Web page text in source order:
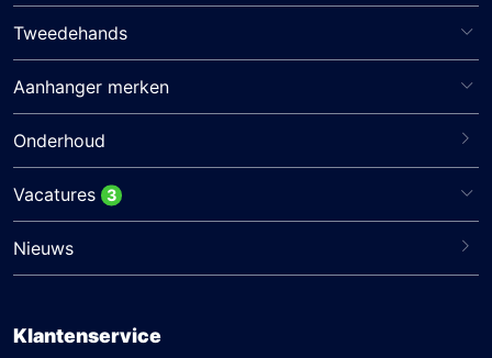
Tweedehands
Aanhanger merken
Onderhoud
Vacatures 3
Nieuws
Klantenservice